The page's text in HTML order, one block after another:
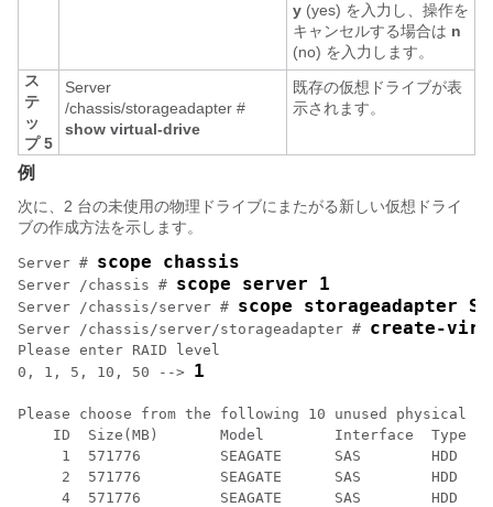
y (yes) を入力し、操作を
キャンセルする場合は n
(no) を入力します。
ス
テ
ッ
プ 5
Server
/chassis/storageadapter #
show virtual-drive
既存の仮想ドライブが表
示されます。
例
次に、2 台の未使用の物理ドライブにまたがる新しい仮想ドライ
ブの作成方法を示します。
Server # scope chassis
Server /chassis # scope server 1
Server /chassis/server # scope storageadapter
Server /chassis/server/storageadapter # create-
Please enter RAID level
0, 1, 5, 10, 50 --> 1
Please choose from the following 10 unused physical
    ID  Size(MB)       Model        Interface  Type
     1  571776         SEAGATE      SAS        HDD
     2  571776         SEAGATE      SAS        HDD
     4  571776         SEAGATE      SAS        HDD